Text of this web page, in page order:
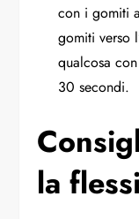
con i gomiti
gomiti verso
qualcosa
30 secondi.
la